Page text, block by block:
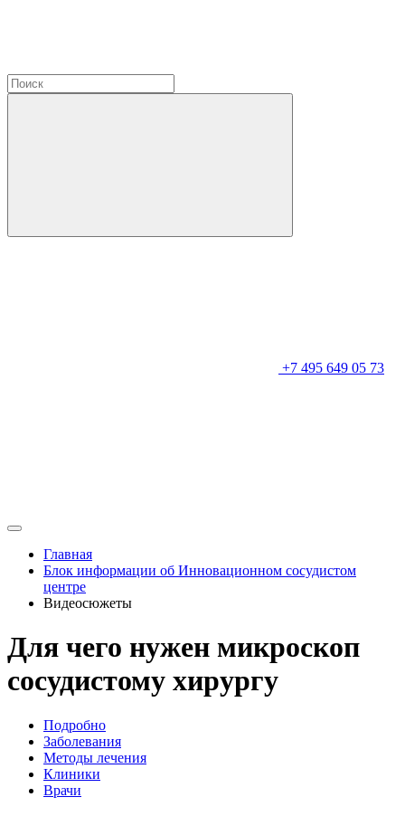
+7 495 649 05 73
Главная
Блок информации об Инновационном сосудистом
центре
Видеосюжеты
Для чего нужен микроскоп
сосудистому хирургу
Подробно
Заболевания
Методы лечения
Клиники
Врачи